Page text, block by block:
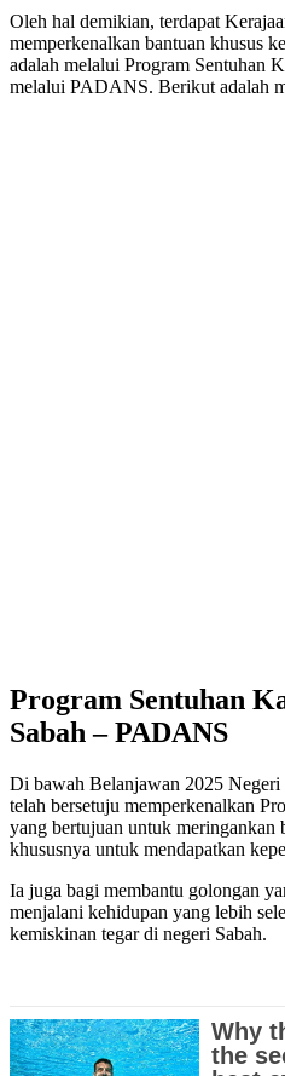
Oleh hal demikian, terdapat
memperkenalkan bantuan khusus
adalah melalui Program Sentuhan
melalui PADANS. Berikut adalah
Program Sentuhan
Sabah – PADANS
Di bawah Belanjawan 2025
telah bersetuju memperkenalkan
yang bertujuan untuk meringankan
khususnya untuk mendapatkan
Ia juga bagi membantu golongan
menjalani kehidupan yang lebih
kemiskinan tegar di negeri Sabah.